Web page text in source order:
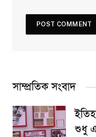
সাম্প্রতিক সংবাদ
শুধু